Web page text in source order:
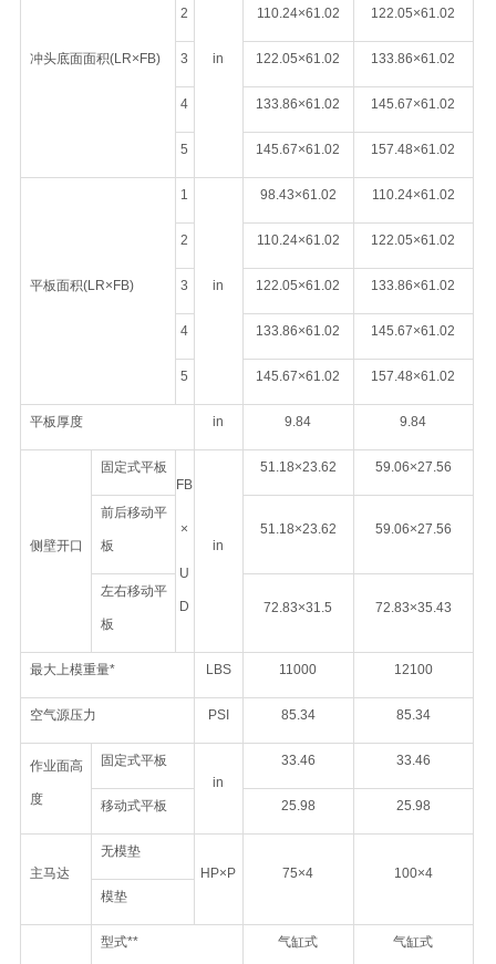
冲头底面面积(LR×FB) in
2 110.24×61.02 122.05×61.02
3 122.05×61.02 133.86×61.02
4 133.86×61.02 145.67×61.02
5 145.67×61.02 157.48×61.02
平板面积(LR×FB)
1
in
98.43×61.02 110.24×61.02
2 110.24×61.02 122.05×61.02
3 122.05×61.02 133.86×61.02
4 133.86×61.02 145.67×61.02
5 145.67×61.02 157.48×61.02
平板厚度 in 9.84 9.84
侧壁开口
固定式平板
FB
×
U
D
in
51.18×23.62 59.06×27.56
前后移动平
板
51.18×23.62 59.06×27.56
左右移动平
板
72.83×31.5 72.83×35.43
最大上模重量* LBS 11000 12100
空气源压力 PSI 85.34 85.34
作业面高
度
固定式平板
in
33.46 33.46
移动式平板 25.98 25.98
主马达
无模垫
HP×P
75×4
100×4
模垫
型式** 气缸式 气缸式